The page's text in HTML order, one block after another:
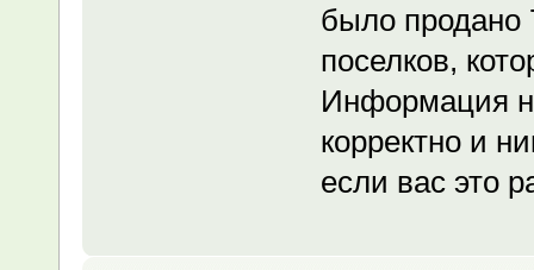
было продано
поселков,
Информация
корректно и
если вас это